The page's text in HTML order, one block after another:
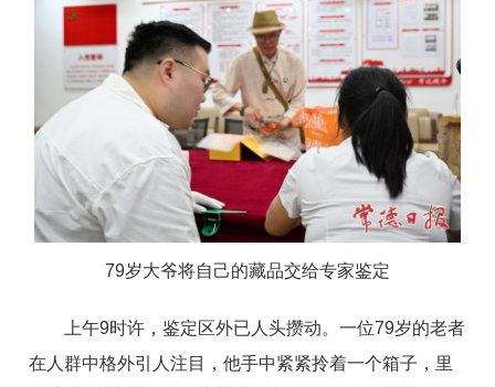
79岁大爷将自己的藏品交给专家鉴定
上午9时许，鉴定区外已人头攒动。一位79岁的老者
在人群中格外引人注目，他手中紧紧拎着一个箱子，里